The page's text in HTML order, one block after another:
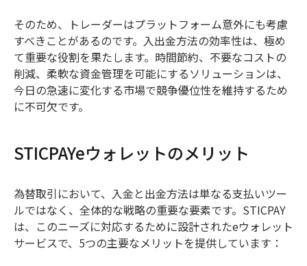
そのため、トレーダーはプラットフォーム意外にも考慮
すべきことがあるのです。入出金方法の効率性は、極め
て重要な役割を果たします。時間節約、不要なコストの
削減、柔軟な資金管理を可能にするソリューションは、
今日の急速に変化する市場で競争優位性を維持するため
に不可欠です。
STICPAYeウォレットのメリット
為替取引において、入金と出金方法は単なる支払いツー
ルではなく、全体的な戦略の重要な要素です。STICPAY
は、このニーズに対応するために設計されたeウォレット
サービスで、5つの主要なメリットを提供しています：